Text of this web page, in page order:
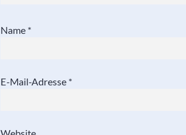
Name *
E-Mail-Adresse *